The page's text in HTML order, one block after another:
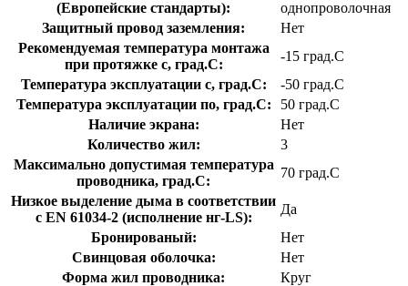
(Европейские стандарты):
однопроволочная
Защитный провод заземления:
Нет
Рекомендуемая температура монтажа
при протяжке с, град.C:
-15 град.C
Температура эксплуатации с, град.C:
-50 град.C
Температура эксплуатации по, град.C:
50 град.C
Наличие экрана:
Нет
Количество жил:
3
Максимально допустимая температура
проводника, град.C:
70 град.C
Низкое выделение дыма в соответствии
с EN 61034-2 (исполнение нг-LS):
Да
Бронированый:
Нет
Свинцовая оболочка:
Нет
Форма жил проводника:
Круг